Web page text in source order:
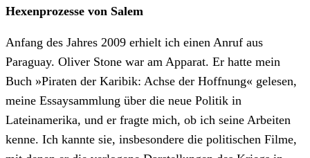
Hexenprozesse von Salem
Anfang des Jahres 2009 erhielt ich einen Anruf aus
Paraguay. Oliver Stone war am Apparat. Er hatte mein
Buch »Piraten der Karibik: Achse der Hoffnung« gelesen,
meine Essaysammlung über die neue Politik in
Lateinamerika, und er fragte mich, ob ich seine Arbeiten
kenne. Ich kannte sie, insbesondere die politischen Filme,